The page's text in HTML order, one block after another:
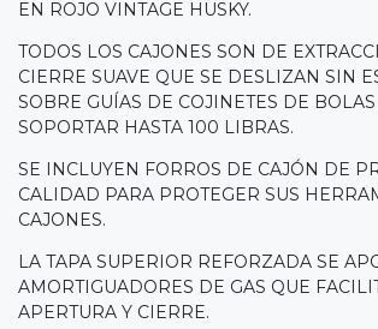
EN ROJO VINTAGE HUSKY.
TODOS LOS CAJONES SON DE
CIERRE SUAVE QUE SE DESLIZAN SIN
SOBRE GUÍAS DE COJINETES DE
SOPORTAR HASTA 100 LIBRAS.
SE INCLUYEN FORROS DE CAJÓN DE
CALIDAD PARA PROTEGER SUS
CAJONES.
LA TAPA SUPERIOR REFORZADA SE
AMORTIGUADORES DE GAS QUE
APERTURA Y CIERRE.